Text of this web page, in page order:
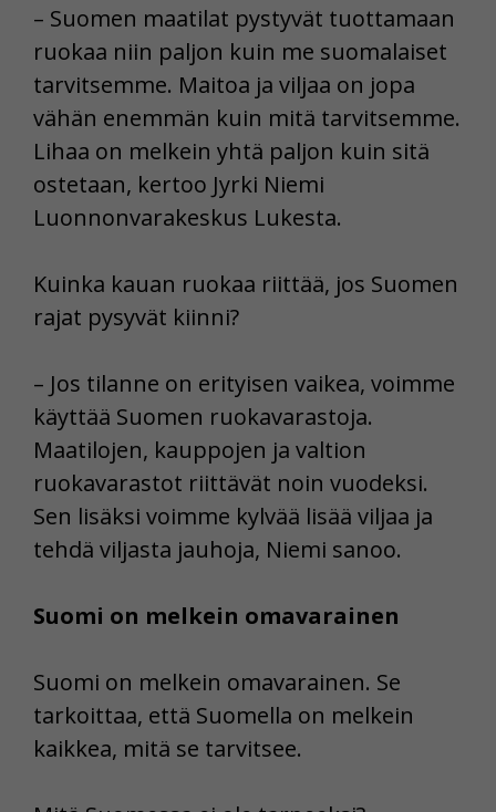
– Suomen maatilat pystyvät tuottamaan
ruokaa niin paljon kuin me suomalaiset
tarvitsemme. Maitoa ja viljaa on jopa
vähän enemmän kuin mitä tarvitsemme.
Lihaa on melkein yhtä paljon kuin sitä
ostetaan, kertoo Jyrki Niemi
Luonnonvarakeskus Lukesta.
Kuinka kauan ruokaa riittää, jos Suomen
rajat pysyvät kiinni?
– Jos tilanne on erityisen vaikea, voimme
käyttää Suomen ruokavarastoja.
Maatilojen, kauppojen ja valtion
ruokavarastot riittävät noin vuodeksi.
Sen lisäksi voimme kylvää lisää viljaa ja
tehdä viljasta jauhoja, Niemi sanoo.
Suomi on melkein omavarainen
Suomi on melkein omavarainen. Se
tarkoittaa, että Suomella on melkein
kaikkea, mitä se tarvitsee.